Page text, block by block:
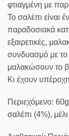
φτιαγμένη με
Το σαλέπι είναι
παραδοσιακά
εξαιρετικές,
συνδυασμό με το
μαλακώσουν το
Κι έχουν
Περιεχόμενο:
σαλέπι (4%),